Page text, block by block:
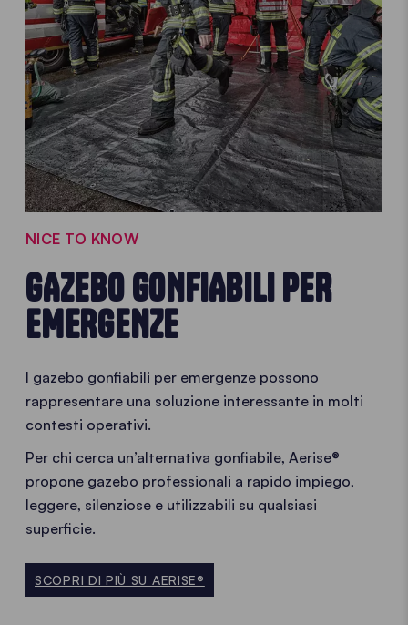
NICE TO KNOW
GAZEBO GONFIABILI PER
EMERGENZE
I gazebo gonfiabili per emergenze possono
rappresentare una soluzione interessante in molti
contesti operativi.
Per chi cerca un’alternativa gonfiabile, Aerise®
propone gazebo professionali a rapido impiego,
leggere, silenziose e utilizzabili su qualsiasi
superficie.
SCOPRI DI PIÙ SU AERISE®